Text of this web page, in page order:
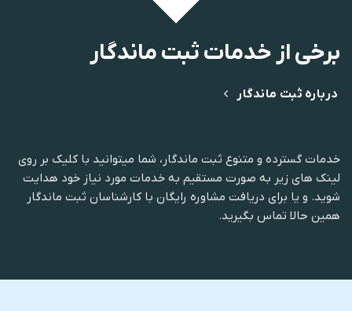
برخی از خدمات ثبت ماندگار
درباره ثبت ماندگار
خدمات گسترده و متنوع ثبت ماندگار، شما میتوانید با کلیک بر روی
لینک های زیر به صورت مستقیم به خدمات مورد نیاز خود هدایت
شوید. و یا برای دریافت مشاوره رایگان با کارشناسان ثبت ماندگار
همین حالا تماس بگیرید.